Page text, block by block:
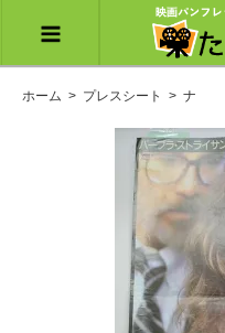
ホーム > プレスシート > ナ